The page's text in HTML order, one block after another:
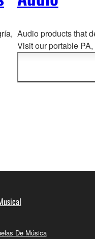
Audio products that
Visit our portable
De Música